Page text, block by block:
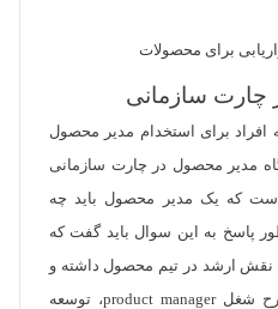
برای محصولات
چارت سازمانی
برای استخدام مدیر محصول
مدیر محصول در چارت سازمانی
که یک مدیر محصول باید چه
پاسخ به این سوال باید گفت که
ارشد در تیم محصول داشته و
در سطح مدیریت قرار دارد. شرح شغل product manager، توسعه